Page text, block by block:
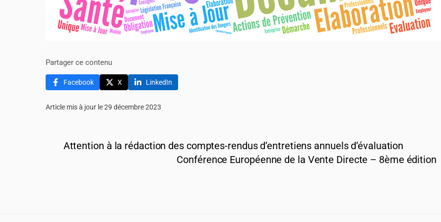
Partager ce contenu
Facebook X LinkedIn
Article mis à jour le 29 décembre 2023
Attention à la rédaction des comptes-rendus d’entretiens annuels d’évaluation
Conférence Européenne de la Vente Directe – 8ème édition